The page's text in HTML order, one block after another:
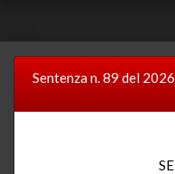
Sentenza n. 89 del 2026